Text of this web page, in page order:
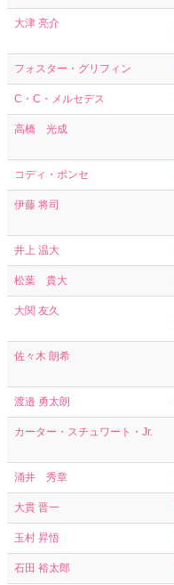
大津 亮介
フォスター・グリフィン
C・C・メルセデス
高橋 光成
コディ・ポンセ
伊藤 将司
井上 温大
松葉 貴大
大関 友久
佐々木 朗希
渡邉 勇太朗
カーター・スチュワート・Jr.
涌井 秀章
大貫 晋一
玉村 昇悟
石田 裕太郎